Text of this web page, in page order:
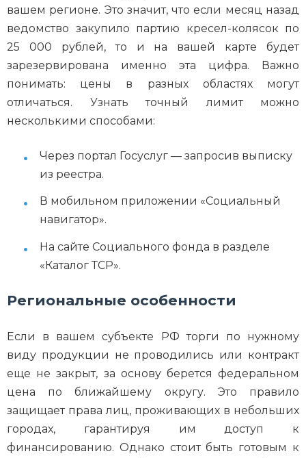
вашем регионе. Это значит, что если месяц назад
ведомство закупило партию кресел-колясок по
25 000 рублей, то и на вашей карте будет
зарезервирована именно эта цифра. Важно
понимать: цены в разных областях могут
отличаться. Узнать точный лимит можно
несколькими способами:
Через портал Госуслуг — запросив выписку
из реестра.
В мобильном приложении «Социальный
навигатор».
На сайте Социального фонда в разделе
«Каталог ТСР».
Региональные особенности
Если в вашем субъекте РФ торги по нужному
виду продукции не проводились или контракт
еще не закрыт, за основу берется федеральном
цена по ближайшему округу. Это правило
защищает права лиц, проживающих в небольших
городах, гарантируя им доступ к
финансированию. Однако стоит быть готовым к